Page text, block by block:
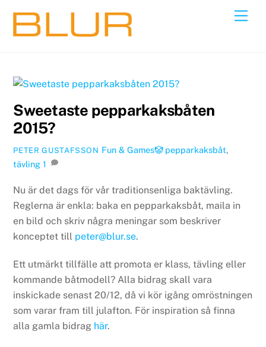
content
Sweetaste pepparkaksbåten
2015?
PETER GUSTAFSSON Fun & Games🤡 pepparkaksbåt,
tävling 1
Nu är det dags för vår traditionsenliga baktävling.
Reglerna är enkla: baka en pepparkaksbåt, maila in
en bild och skriv några meningar som beskriver
konceptet till peter@blur.se.
Ett utmärkt tillfälle att promota er klass, tävling eller
kommande båtmodell? Alla bidrag skall vara
inskickade senast 20/12, då vi kör igång omröstningen
som varar fram till julafton. För inspiration så finna
alla gamla bidrag här.